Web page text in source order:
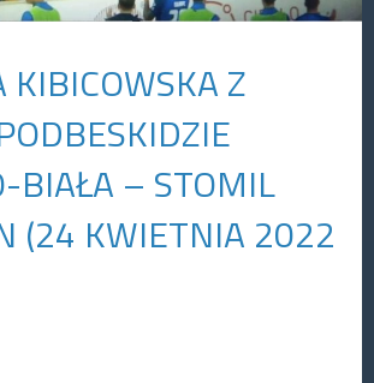
KIBICOWSKA Z
BIAŁA – STOMIL
(24 KWIETNIA 2022